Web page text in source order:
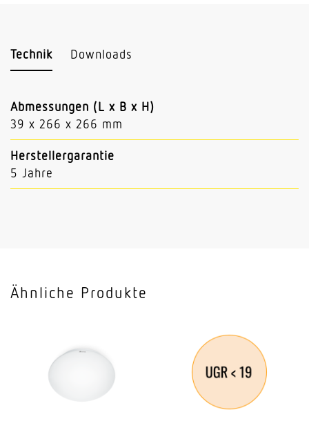
Technik Downloads
Abmessungen (L x B x H)
39 x 266 x 266 mm
Herstellergarantie
5 Jahre
Ähnliche Produkte